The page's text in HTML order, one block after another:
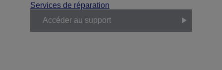
Services de réparation
Accéder au support